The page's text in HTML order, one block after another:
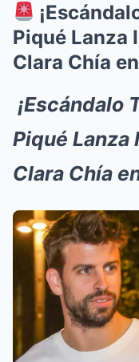
Piqué Lanza
Clara Chía
¡Escándalo
Piqué Lanza
Clara Chía